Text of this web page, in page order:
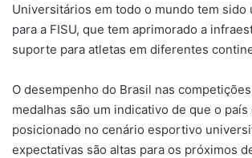
Universitários em todo o mundo tem sido
para a FISU, que tem aprimorado a
suporte para atletas em diferentes
O desempenho do Brasil nas
medalhas são um indicativo de que o país
posicionado no cenário esportivo
expectativas são altas para os próximos